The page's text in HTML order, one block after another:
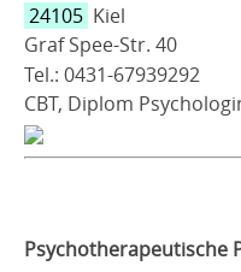
24105 Kiel
Graf Spee-Str. 40
Tel.: 0431-67939292
CBT, Diplom
Psychotherapeutische